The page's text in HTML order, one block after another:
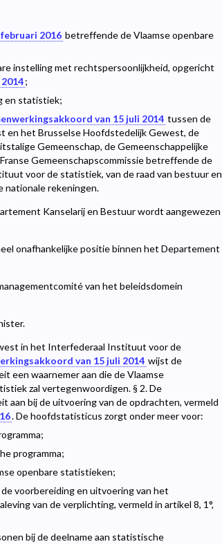
2016 betreffende de Vlaamse openbare
instelling met rechtspersoonlijkheid, opgericht
;
en statistiek;
van 15 juli 2014 tussen de
en het Brusselse Hoofdstedelijk Gewest, de
Gemeenschap, de Gemeenschappelijke
Gemeenschapscommissie betreffende de
voor de statistiek, van de raad van bestuur en
nationale rekeningen.
Kanselarij en Bestuur wordt aangewezen
onafhankelijke positie binnen het Departement
van het beleidsdomein
in het Interfederaal Instituut voor de
van 15 juli 2014 wijst de
een waarnemer aan die de Vlaamse
zal vertegenwoordigen. § 2. De
bij de uitvoering van de opdrachten, vermeld
. De hoofdstatisticus zorgt onder meer voor:
programma;
openbare statistieken;
voorbereiding en uitvoering van het
van de verplichting, vermeld in artikel 8, 1°,
bij de deelname aan statistische